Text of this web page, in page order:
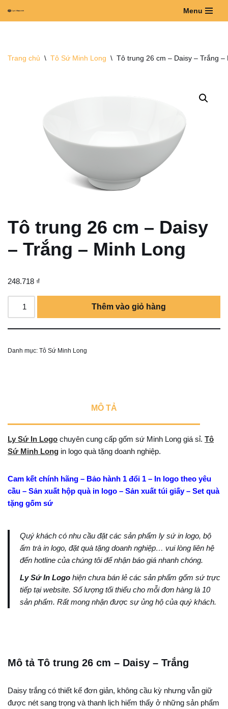
dung
Menu
Trang chủ \ Tô Sứ Minh Long \ Tô trung 26 cm – Daisy – Trắng –
Tô trung 26 cm – Daisy
– Trắng – Minh Long
248.718 ₫
Thêm vào giỏ hàng
Danh mục: Tô Sứ Minh Long
MÔ TẢ
Ly Sứ In Logo chuyên cung cấp gốm sứ Minh Long giá sỉ. Tô
Sứ Minh Long in logo quà tặng doanh nghiệp.
Cam kết chính hãng – Bảo hành 1 đổi 1 – In logo theo yêu
cầu – Sản xuất hộp quà in logo – Sản xuất túi giấy – Set quà
tặng gốm sứ
Quý khách có nhu cầu đặt các sản phẩm ly sứ in logo, bộ
ấm trà in logo, đặt quà tặng doanh nghiệp… vui lòng liên hệ
đến hotline của chúng tôi để nhận báo giá nhanh chóng.
Ly Sứ In Logo hiện chưa bán lẻ các sản phẩm gốm sứ trực
tiếp tại website. Số lượng tối thiểu cho mỗi đơn hàng là 10
sản phẩm. Rất mong nhận được sự ủng hộ của quý khách.
Mô tả Tô trung 26 cm – Daisy – Trắng
Daisy trắng có thiết kế đơn giản, không cầu kỳ nhưng vẫn giữ
được nét sang trọng và thanh lịch hiếm thấy ở những sản phẩm